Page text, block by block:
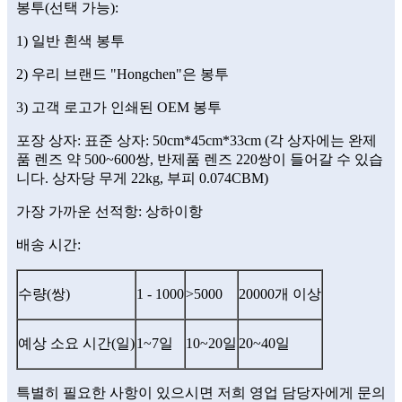
봉투(선택 가능):
1) 일반 흰색 봉투
2) 우리 브랜드 "Hongchen"은 봉투
3) 고객 로고가 인쇄된 OEM 봉투
포장 상자: 표준 상자: 50cm*45cm*33cm (각 상자에는 완제
품 렌즈 약 500~600쌍, 반제품 렌즈 220쌍이 들어갈 수 있습
니다. 상자당 무게 22kg, 부피 0.074CBM)
가장 가까운 선적항: 상하이항
배송 시간:
수량(쌍) 1 - 1000>5000 20000개 이상
예상 소요 시간(일)1~7일 10~20일 20~40일
특별히 필요한 사항이 있으시면 저희 영업 담당자에게 문의